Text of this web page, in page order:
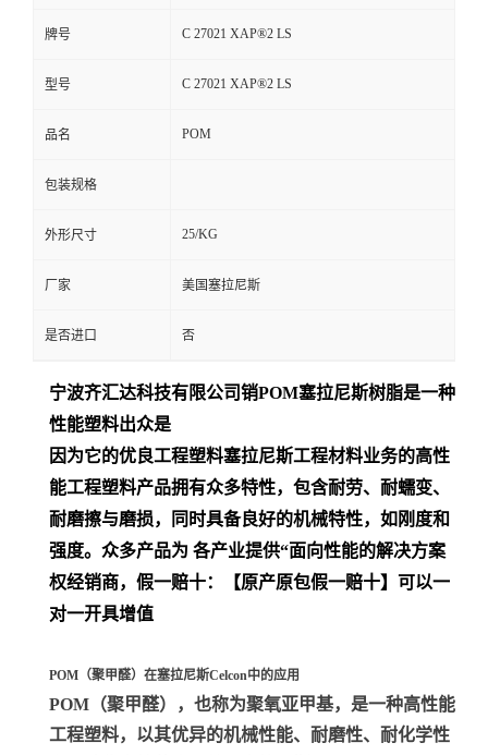
牌号 C 27021 XAP®2 LS
型号 C 27021 XAP®2 LS
品名 POM
包装规格
外形尺寸 25/KG
厂家 美国塞拉尼斯
是否进口 否
宁波齐汇达科技有限公司销POM塞拉尼斯树脂是一种
性能塑料出众是
因为它的优良工程塑料塞拉尼斯工程材料业务的高性
能工程塑料产品拥有众多特性，包含耐劳、耐蠕变、
耐磨擦与磨损，同时具备良好的机械特性，如刚度和
强度。众多产品为 各产业提供“面向性能的解决方案
权经销商，假一赔十：【原产原包假一赔十】可以一
对一开具增值
POM（聚甲醛）在塞拉尼斯Celcon中的应用
POM（聚甲醛）
，也称为聚氧亚甲基，是一种高性能
工程塑料，以其优异的机械性能、耐磨性、耐化学性